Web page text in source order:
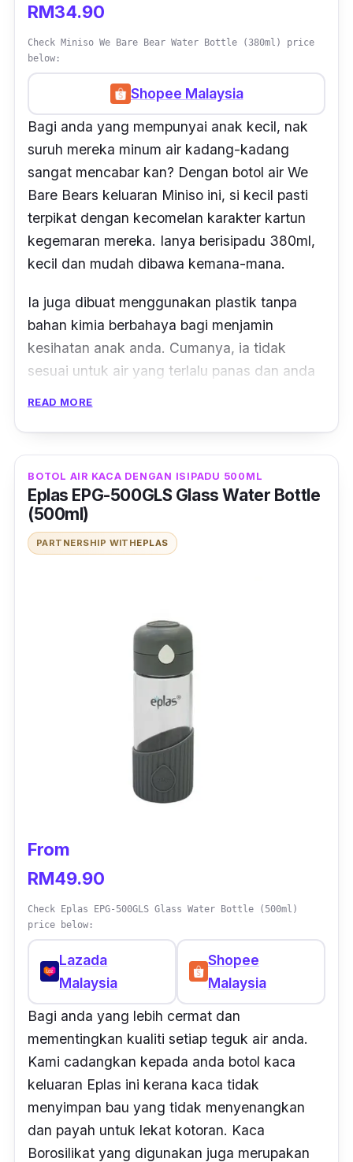
RM34.90
Check Miniso We Bare Bear Water Bottle (380ml) price
below:
Shopee Malaysia
Bagi anda yang mempunyai anak kecil, nak
suruh mereka minum air kadang-kadang
sangat mencabar kan? Dengan botol air We
Bare Bears keluaran Miniso ini, si kecil pasti
terpikat dengan kecomelan karakter kartun
kegemaran mereka. Ianya berisipadu 380ml,
kecil dan mudah dibawa kemana-mana.
Ia juga dibuat menggunakan plastik tanpa
bahan kimia berbahaya bagi menjamin
kesihatan anak anda. Cumanya, ia tidak
sesuai untuk air yang terlalu panas dan anda
READ MORE
BOTOL AIR KACA DENGAN ISIPADU 500ML
Eplas EPG-500GLS Glass Water Bottle
(500ml)
PARTNERSHIP WITHEPLAS
From
RM49.90
Check Eplas EPG-500GLS Glass Water Bottle (500ml)
price below:
Lazada
Malaysia
Shopee
Malaysia
Bagi anda yang lebih cermat dan
mementingkan kualiti setiap teguk air anda.
Kami cadangkan kepada anda botol kaca
keluaran Eplas ini kerana kaca tidak
menyimpan bau yang tidak menyenangkan
dan payah untuk lekat kotoran. Kaca
Borosilikat yang digunakan juga merupakan